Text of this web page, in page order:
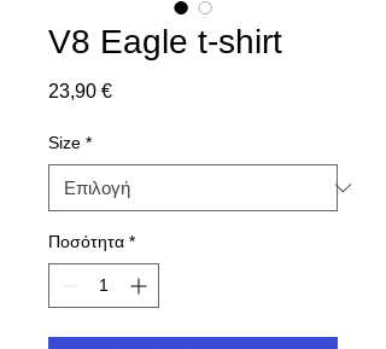
V8 Eagle t-shirt
23,90 €Τιμή
Size *
Ποσότητα *